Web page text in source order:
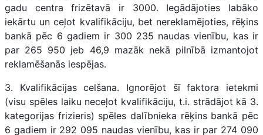
gadu centra frizētavā ir 3000. Iegādājoties labāko
iekārtu un ceļot kvalifikāciju, bet nereklamējoties, rēķins
bankā pēc 6 gadiem ir 300 235 naudas vienību, kas ir
par 265 950 jeb 46,9 mazāk nekā pilnībā izmantojot
reklamēšanās iespējas.
3. Kvalifikācijas celšana. Ignorējot šī faktora ietekmi
(visu spēles laiku neceļot kvalifikāciju, t.i. strādājot kā 3.
kategorijas frizieris) spēles dalībnieka rēķins bankā pēc
6 gadiem ir 292 095 naudas vienību, kas ir par 274 090